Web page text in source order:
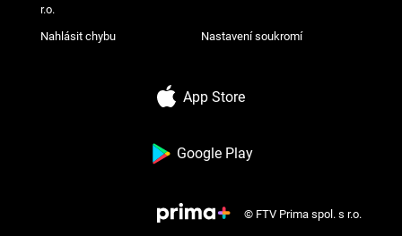
r.o.
Nahlásit chybu Nastavení soukromí
App Store
Google Play
© FTV Prima spol. s r.o.